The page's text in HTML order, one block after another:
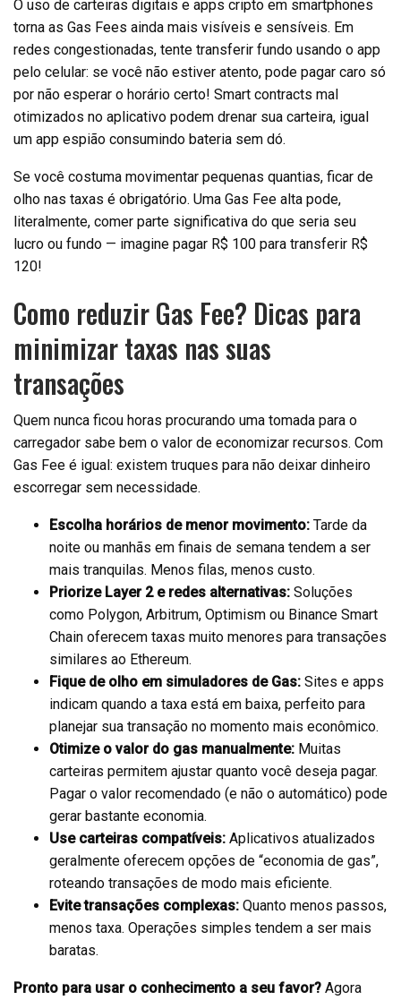
O uso de carteiras digitais e apps cripto em smartphones
torna as Gas Fees ainda mais visíveis e sensíveis. Em
redes congestionadas, tente transferir fundo usando o app
pelo celular: se você não estiver atento, pode pagar caro só
por não esperar o horário certo! Smart contracts mal
otimizados no aplicativo podem drenar sua carteira, igual
um app espião consumindo bateria sem dó.
Se você costuma movimentar pequenas quantias, ficar de
olho nas taxas é obrigatório. Uma Gas Fee alta pode,
literalmente, comer parte significativa do que seria seu
lucro ou fundo — imagine pagar R$ 100 para transferir R$
120!
Como reduzir Gas Fee? Dicas para
minimizar taxas nas suas
transações
Quem nunca ficou horas procurando uma tomada para o
carregador sabe bem o valor de economizar recursos. Com
Gas Fee é igual: existem truques para não deixar dinheiro
escorregar sem necessidade.
Escolha horários de menor movimento: Tarde da
noite ou manhãs em finais de semana tendem a ser
mais tranquilas. Menos filas, menos custo.
Priorize Layer 2 e redes alternativas: Soluções
como Polygon, Arbitrum, Optimism ou Binance Smart
Chain oferecem taxas muito menores para transações
similares ao Ethereum.
Fique de olho em simuladores de Gas: Sites e apps
indicam quando a taxa está em baixa, perfeito para
planejar sua transação no momento mais econômico.
Otimize o valor do gas manualmente: Muitas
carteiras permitem ajustar quanto você deseja pagar.
Pagar o valor recomendado (e não o automático) pode
gerar bastante economia.
Use carteiras compatíveis: Aplicativos atualizados
geralmente oferecem opções de “economia de gas”,
roteando transações de modo mais eficiente.
Evite transações complexas: Quanto menos passos,
menos taxa. Operações simples tendem a ser mais
baratas.
Pronto para usar o conhecimento a seu favor? Agora